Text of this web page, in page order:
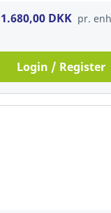
1.680,00 DKK pr.
Login / Register